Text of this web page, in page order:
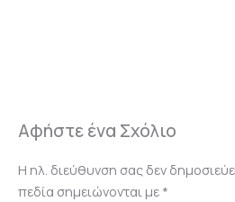
Αφήστε ένα Σχόλιο
Η ηλ. διεύθυνση σας δεν
πεδία σημειώνονται με *